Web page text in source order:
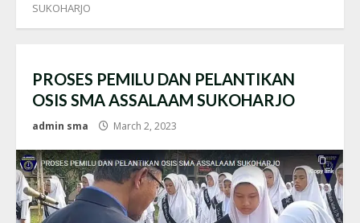
SUKOHARJO
PROSES PEMILU DAN PELANTIKAN
OSIS SMA ASSALAAM SUKOHARJO
admin sma March 2, 2023